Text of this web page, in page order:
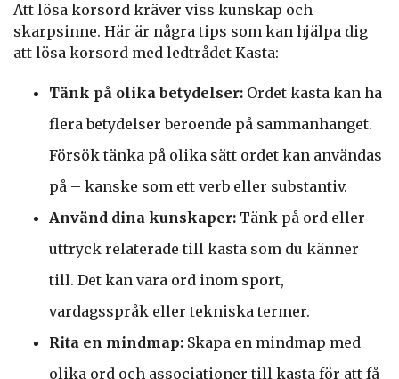
Att lösa korsord kräver viss kunskap och
skarpsinne. Här är några tips som kan hjälpa dig
att lösa korsord med ledtrådet Kasta:
Tänk på olika betydelser: Ordet kasta kan ha
flera betydelser beroende på sammanhanget.
Försök tänka på olika sätt ordet kan användas
på – kanske som ett verb eller substantiv.
Använd dina kunskaper: Tänk på ord eller
uttryck relaterade till kasta som du känner
till. Det kan vara ord inom sport,
vardagsspråk eller tekniska termer.
Rita en mindmap: Skapa en mindmap med
olika ord och associationer till kasta för att få